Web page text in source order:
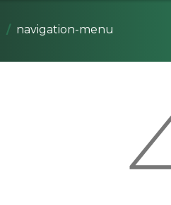
navigation-menu